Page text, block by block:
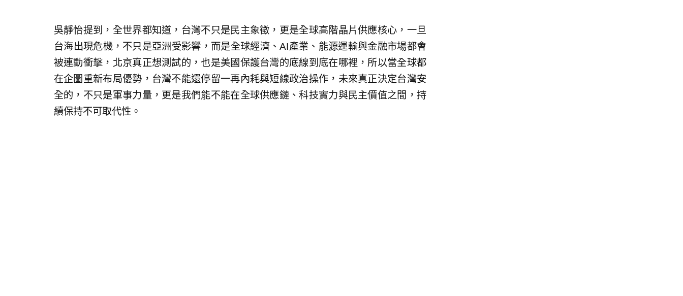
吳靜怡提到，全世界都知道，台灣不只是民主象徵，更是全球高階晶片供應核心，一旦
台海出現危機，不只是亞洲受影響，而是全球經濟、AI產業、能源運輸與金融市場都會
被連動衝擊，北京真正想測試的，也是美國保護台灣的底線到底在哪裡，所以當全球都
在企圖重新布局優勢，台灣不能還停留一再內耗與短線政治操作，未來真正決定台灣安
全的，不只是軍事力量，更是我們能不能在全球供應鏈、科技實力與民主價值之間，持
續保持不可取代性。